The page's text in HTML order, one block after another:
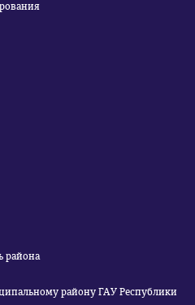
района
району ГАУ Республики